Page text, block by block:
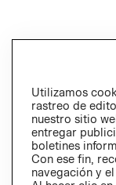
Utilizamos
rastreo de
nuestro sitio
entregar
boletines
Con ese fin,
navegación y